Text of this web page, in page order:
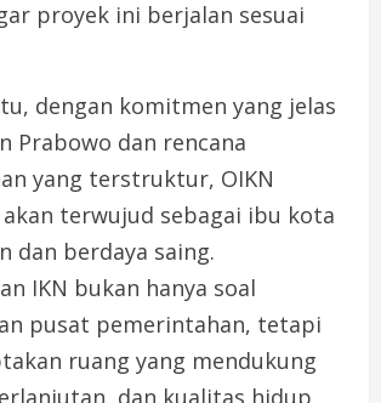
proyek ini berjalan sesuai
dengan komitmen yang jelas
Prabowo dan rencana
yang terstruktur, OIKN
terwujud sebagai ibu kota
dan berdaya saing.
IKN bukan hanya soal
pusat pemerintahan, tetapi
ruang yang mendukung
dan kualitas hidup